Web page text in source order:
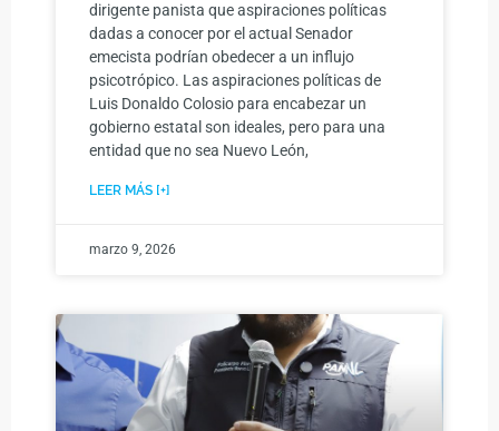
dirigente panista que aspiraciones políticas
dadas a conocer por el actual Senador
emecista podrían obedecer a un influjo
psicotrópico. Las aspiraciones políticas de
Luis Donaldo Colosio para encabezar un
gobierno estatal son ideales, pero para una
entidad que no sea Nuevo León,
LEER MÁS [+]
marzo 9, 2026